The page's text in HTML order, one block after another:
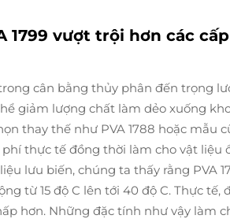
1799 vượt trội hơn các
cân bằng thủy phân đến trọng
giảm lượng chất làm dẻo xuống
thay thế như PVA 1788 hoặc mẫu
thực tế đồng thời làm cho vật liệu
lưu biến, chúng ta thấy rằng PVA
từ 15 độ C lên tới 40 độ C. Thực
hơn. Những đặc tính như vậy làm